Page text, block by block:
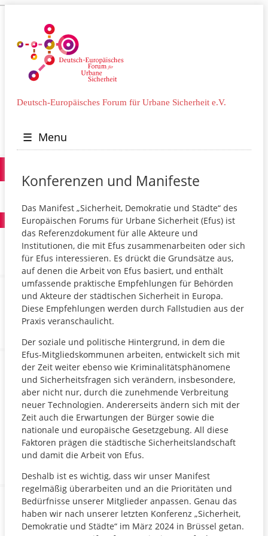
Deutsch-Europäisches Forum für Urbane Sicherheit e.V.
☰ Menu
Konferenzen und Manifeste
Das Manifest „Sicherheit, Demokratie und Städte“ des
Europäischen Forums für Urbane Sicherheit (Efus) ist
das Referenzdokument für alle Akteure und
Institutionen, die mit Efus zusammenarbeiten oder sich
für Efus interessieren. Es drückt die Grundsätze aus,
auf denen die Arbeit von Efus basiert, und enthält
umfassende praktische Empfehlungen für Behörden
und Akteure der städtischen Sicherheit in Europa.
Diese Empfehlungen werden durch Fallstudien aus der
Praxis veranschaulicht.
Der soziale und politische Hintergrund, in dem die
Efus-Mitgliedskommunen arbeiten, entwickelt sich mit
der Zeit weiter ebenso wie Kriminalitätsphänomene
und Sicherheitsfragen sich verändern, insbesondere,
aber nicht nur, durch die zunehmende Verbreitung
neuer Technologien. Andererseits ändern sich mit der
Zeit auch die Erwartungen der Bürger sowie die
nationale und europäische Gesetzgebung. All diese
Faktoren prägen die städtische Sicherheitslandschaft
und damit die Arbeit von Efus.
Deshalb ist es wichtig, dass wir unser Manifest
regelmäßig überarbeiten und an die Prioritäten und
Bedürfnisse unserer Mitglieder anpassen. Genau das
haben wir nach unserer letzten Konferenz „Sicherheit,
Demokratie und Städte“ im März 2024 in Brüssel getan.